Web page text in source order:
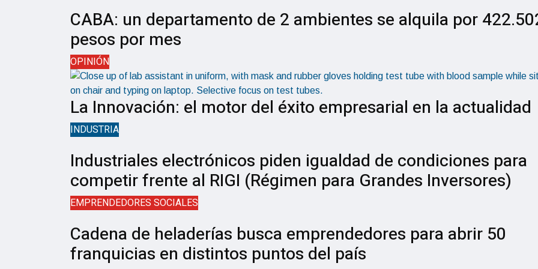
CABA: un departamento de 2 ambientes se alquila por
pesos por mes
OPINIÓN
La Innovación: el motor del éxito empresarial en la actualidad
INDUSTRIA
Industriales electrónicos piden igualdad de condiciones para
competir frente al RIGI (Régimen para Grandes Inversores)
EMPRENDEDORES SOCIALES
Cadena de heladerías busca emprendedores para abrir 50
franquicias en distintos puntos del país